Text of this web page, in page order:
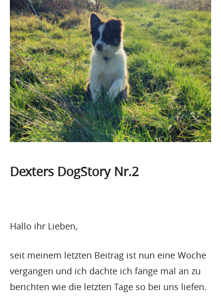
Dexters DogStory Nr.2
Hallo ihr Lieben,
seit meinem letzten Beitrag ist nun eine Woche
vergangen und ich dachte ich fange mal an zu
berichten wie die letzten Tage so bei uns liefen.